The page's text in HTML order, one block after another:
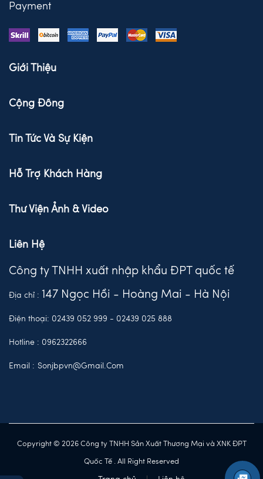
Payment
Giới Thiệu
Cộng Đồng
Tin Tức Và Sự Kiện
Hỗ Trợ Khách Hàng
Thư Viện Ảnh & Video
Liên Hệ
Công ty TNHH xuất nhập khẩu ĐPT quốc tế
Địa chỉ : 147 Ngọc Hồi - Hoàng Mai - Hà Nội
Điện thoại: 02439 052 999 - 02439 025 888
Hotline : 0962322666
Email : Sonjbpvn@gmail.com
Copyright © 2026 Công ty TNHH Sản Xuất Thương Mại và XNK ĐPT
Quốc Tế . All Right Reserved